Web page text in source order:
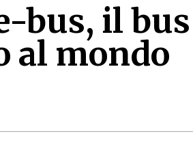
bus, il
al mondo